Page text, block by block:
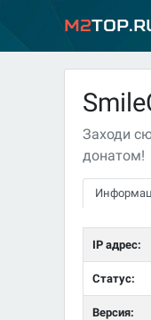
M2
Заходи
донатом!
IP адрес:
Статус:
Версия: